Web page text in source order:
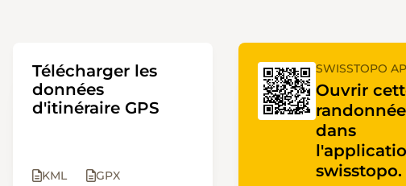
Télécharger les
données
d'itinéraire GPS
KML GPX
SWISSTOPO
Ouvrir
randonnée
dans
swisstopo.